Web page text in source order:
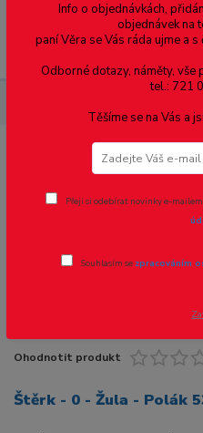
Štěrk - 0 - Žula -
Ohodnotit produkt
Štěrk - 0 - Žula - Polák
Info o objednávkách,
objednávek na
paní Věra se Vás ráda ujme a
Odborné dotazy, náměty, vše
tel.: 721
Těšíme se na Vás a
Přeji si odebírat novinky e-
Souhlasím se zpracováním